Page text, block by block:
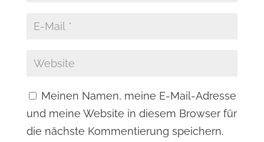
Meinen Namen, meine E-Mail-Adresse
und meine Website in diesem Browser für
die nächste Kommentierung speichern.